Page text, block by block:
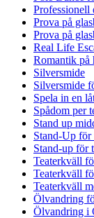
Professionell
Prova på
Prova på
Real Life
Romantik på
Silversmide
Silversmide
Spela in en
Spådom per
Stand up
Stand-Up för
Stand-up för
Teaterkväll
Teaterkväll
Teaterkväll
Ölvandring
Ölvandring i